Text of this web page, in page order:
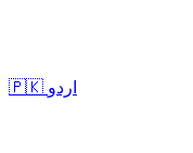
🇵🇰 اردو